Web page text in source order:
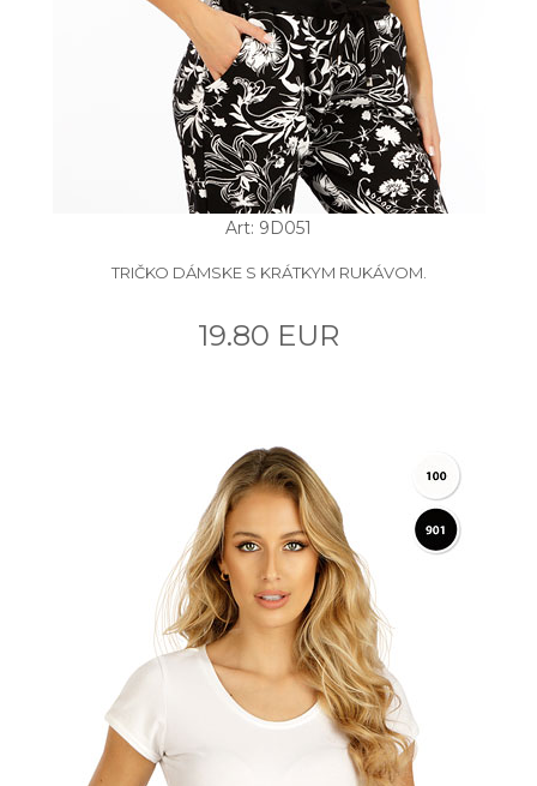
Art: 9D051
TRIČKO DÁMSKE S KRÁTKYM RUKÁVOM.
19.80 EUR